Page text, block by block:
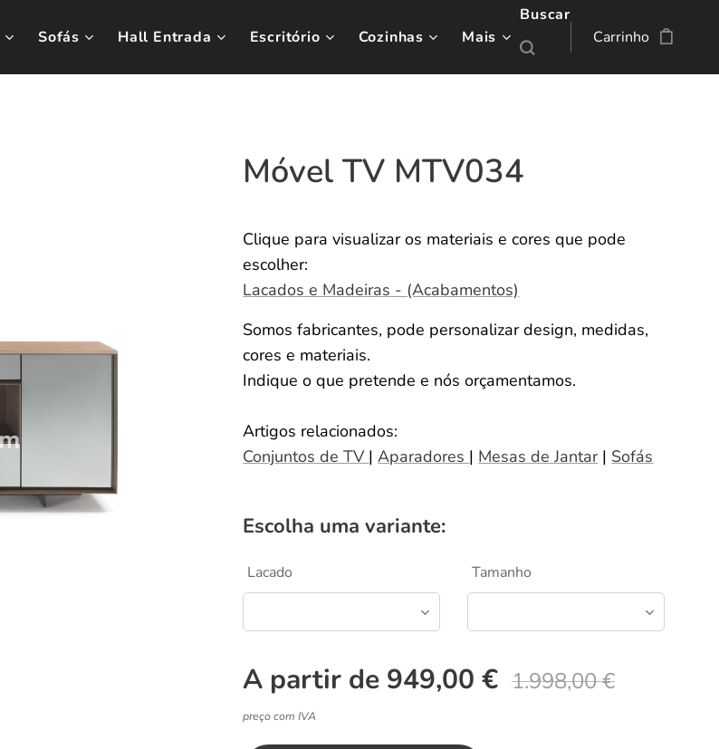
Sofás Hall Entrada Escritório Cozinhas Mais
Buscar
Carrinho
Móvel TV MTV034
Clique para visualizar os materiais e cores que pode
escolher:
Lacados e Madeiras - (Acabamentos)
Somos fabricantes, pode personalizar design, medidas,
cores e materiais.
Indique o que pretende e nós orçamentamos.
Artigos relacionados:
Conjuntos de TV |Aparadores | Mesas de Jantar| Sofás
Escolha uma variante:
Lacado Tamanho
A partir de 949,00 € 1.998,00€
preço com IVA